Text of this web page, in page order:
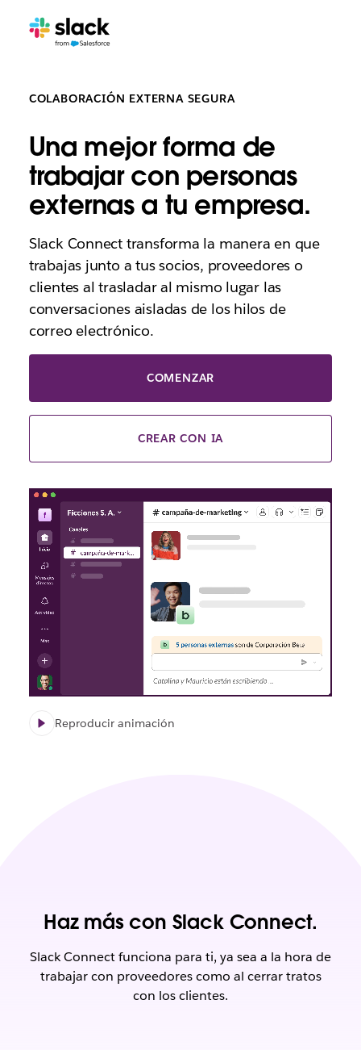
Reproducir animación
COLABORACIÓN EXTERNA SEGURA
Una mejor forma de
trabajar con personas
externas a tu empresa.
Slack Connect transforma la manera en que
trabajas junto a tus socios, proveedores o
clientes al trasladar al mismo lugar las
conversaciones aisladas de los hilos de
correo electrónico.
COMENZAR
CREAR CON IA
Haz más con Slack Connect.
Slack Connect funciona para ti, ya sea a la hora de
trabajar con proveedores como al cerrar tratos
con los clientes.